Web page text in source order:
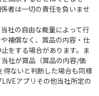
者は一切の責任を負いませ
社の自由な裁量によって行
補償なく、賞品の内容・仕
をする場合があります。ま
社が賞品（賞品の内容/価
ないと判断した場合も同様
アプリその他当社所定の